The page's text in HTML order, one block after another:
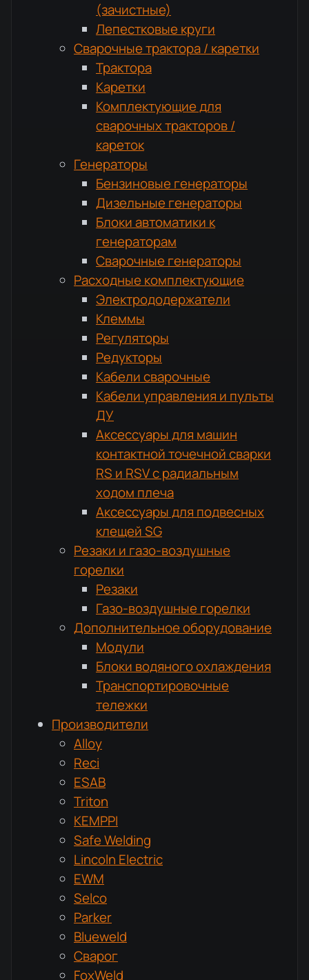
(зачистные)
Лепестковые круги
Сварочные трактора / каретки
Трактора
Каретки
Комплектующие для
сварочных тракторов /
кареток
Генераторы
Бензиновые генераторы
Дизельные генераторы
Блоки автоматики к
генераторам
Сварочные генераторы
Расходные комплектующие
Электрододержатели
Клеммы
Регуляторы
Редукторы
Кабели сварочные
Кабели управления и пульты
ДУ
Аксессуары для машин
контактной точечной сварки
RS и RSV с радиальным
ходом плеча
Аксессуары для подвесных
клещей SG
Резаки и газо-воздушные
горелки
Резаки
Газо-воздушные горелки
Дополнительное оборудование
Модули
Блоки водяного охлаждения
Транспортировочные
тележки
Производители
Alloy
Reci
ESAB
Triton
KEMPPI
Safe Welding
Lincoln Electric
EWM
Selco
Parker
Blueweld
Сварог
FoxWeld